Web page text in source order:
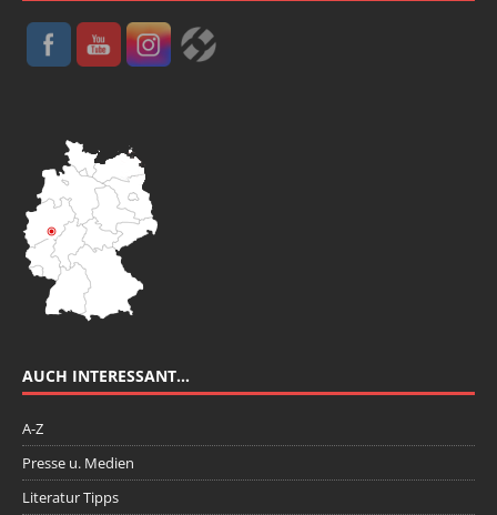
AUCH INTERESSANT…
A-Z
Presse u. Medien
Literatur Tipps